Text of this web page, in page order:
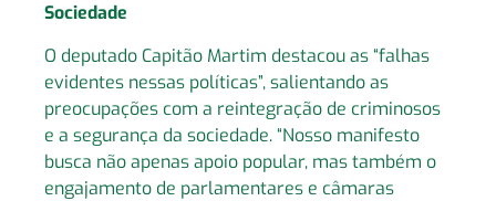
Sociedade
O deputado Capitão Martim destacou as “falhas
evidentes nessas políticas”, salientando as
preocupações com a reintegração de criminosos
e a segurança da sociedade. “Nosso manifesto
busca não apenas apoio popular, mas também o
engajamento de parlamentares e câmaras